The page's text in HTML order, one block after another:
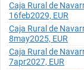
Caja Rural de
16feb2029, EUR
Caja Rural de
8may2025, EUR
Caja Rural de
7apr2027, EUR